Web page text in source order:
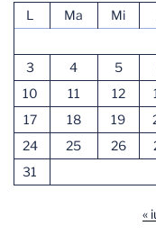
L
Ma Mi
3
4 5
10
11 12
17
18 19
24
25 26
31
«